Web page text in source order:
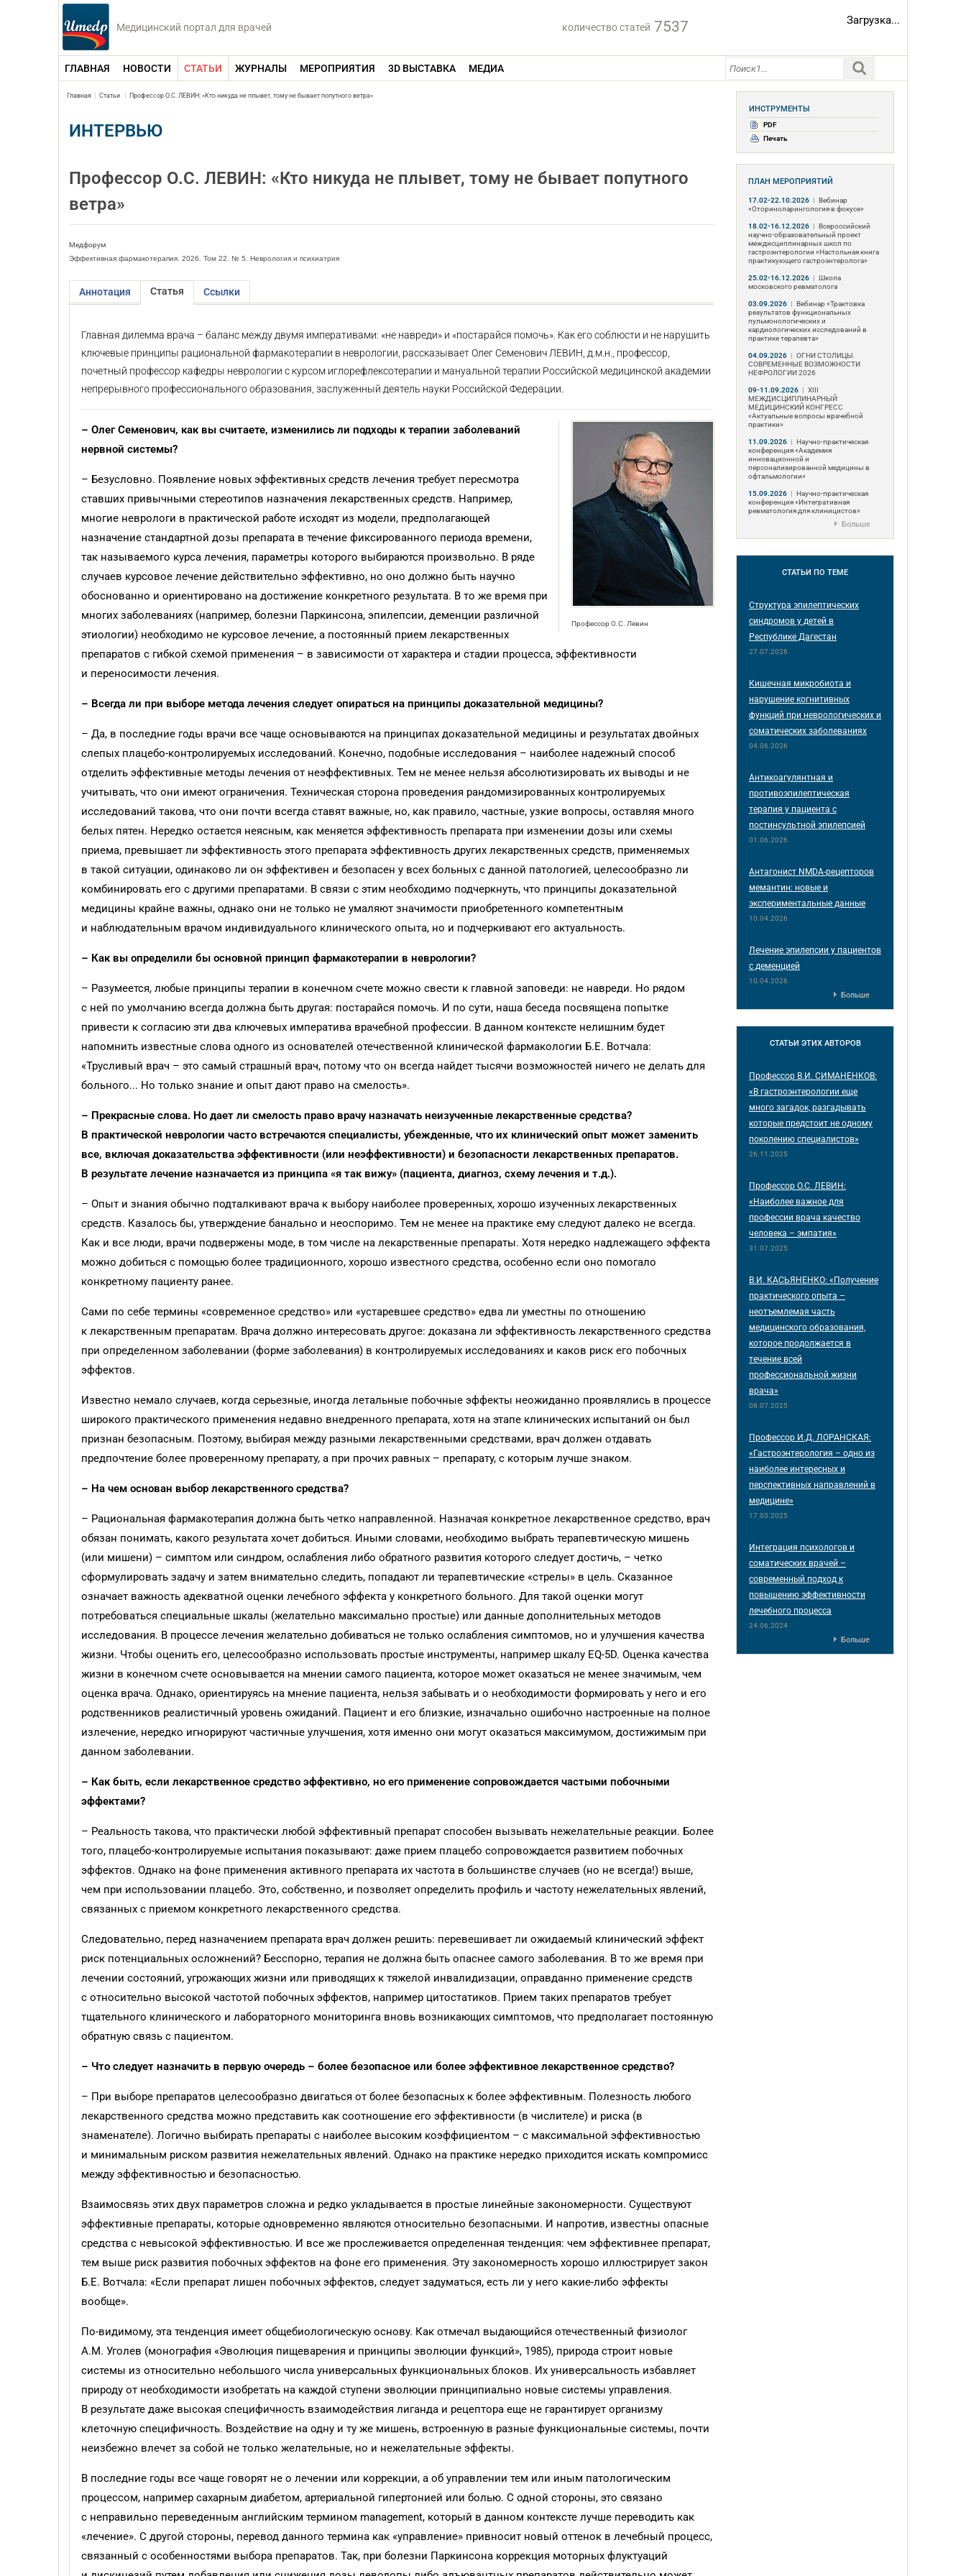
Медицинский портал для врачей количество статей 7537 Загрузка...
ГЛАВНАЯ НОВОСТИ СТАТЬИ ЖУРНАЛЫ МЕРОПРИЯТИЯ 3D ВЫСТАВКА МЕДИА
Главная Статьи Профессор О.С. ЛЕВИН: «Кто никуда не плывет, тому не бывает попутного ветра»
ИНТЕРВЬЮ
Профессор О.С. ЛЕВИН: «Кто никуда не плывет, тому не бывает попутного
ветра»
Медфорум
Эффективная фармакотерапия. 2026. Том 22. № 5. Неврология и психиатрия
Аннотация Статья Ссылки
Главная дилемма врача – баланс между двумя императивами: «не навреди» и «постарайся помочь». Как его соблюсти и не нарушить
ключевые принципы рациональной фармакотерапии в неврологии, рассказывает Олег Семенович ЛЕВИН, д.м.н., профессор,
почетный профессор кафедры неврологии с курсом иглорефлексотерапии и мануальной терапии Российской медицинской академии
непрерывного профессионального образования, заслуженный деятель науки Российской Федерации.
Профессор О.С. Левин
– Олег Семенович, как вы считаете, изменились ли подходы к терапии заболеваний
нервной системы?
– Безусловно. Появление новых эффективных средств лечения требует пересмотра
ставших привычными стереотипов назначения лекарственных средств. Например,
многие неврологи в практической работе исходят из модели, предполагающей
назначение стандартной дозы препарата в течение фиксированного периода времени,
так называемого курса лечения, параметры которого выбираются произвольно. В ряде
случаев курсовое лечение действительно эффективно, но оно должно быть научно
обоснованно и ориентировано на достижение конкретного результата. В то же время при
многих заболеваниях (например, болезни Паркинсона, эпилепсии, деменции различной
этиологии) необходимо не курсовое лечение, а постоянный прием лекарственных
препаратов с гибкой схемой применения – в зависимости от характера и стадии процесса, эффективности
и переносимос­ти лечения.
– Всегда ли при выборе метода лечения следует опираться на принципы доказательной медицины?
– Да, в последние годы врачи все чаще основываются на принципах доказательной медицины и результатах двойных
слепых плацебо-контролируемых исследований. Конечно, подобные исследования – наиболее надежный способ
отделить эффективные методы лечения от неэффективных. Тем не менее нельзя абсолютизировать их выводы и не
учитывать, что они имеют ограничения. Техническая сторона проведения рандомизированных контролируемых
исследований такова, что они почти всегда ставят важные, но, как правило, частные, узкие вопросы, оставляя много
белых пятен. Нередко остается неясным, как меняется эффективность препарата при изменении дозы или схемы
приема, превышает ли эффективность этого препарата эффективность других лекарственных средств, применяемых
в такой ситуации, одинаково ли он эффективен и безопасен у всех больных с данной патологией, целесообразно ли
комбинировать его с другими препаратами. В связи с этим необходимо подчеркнуть, что принципы доказательной
медицины крайне важны, однако они не только не умаляют значимости приобретенного компетентным
и наблюдательным врачом индивидуального клинического опыта, но и подчеркивают его актуальность.
– Как вы определили бы основной принцип фармакотерапии в неврологии?
– Разумеется, любые принципы терапии в конечном счете можно свести к главной заповеди: не навреди. Но рядом
с ней по умолчанию всегда должна быть другая: постарайся помочь. И по сути, наша беседа посвящена попытке
привести к согласию эти два ключевых императива врачебной профессии. В данном контексте нелишним будет
напомнить известные слова одного из основателей отечественной клинической фармакологии Б.Е. Вотчала:
«Трусливый врач – это самый страшный врач, потому что он всегда найдет тысячи возможностей ничего не делать для
больного... Но только знание и опыт дают право на смелость».
– Прекрасные слова. Но дает ли смелость право врачу назначать неизученные лекарственные средства?
В практической неврологии часто встречаются специалисты, убежденные, что их клинический опыт может заменить
все, включая доказательства эффективности (или неэффективности) и безопасности лекарственных препаратов.
В результате лечение назначается из принципа «я так вижу» (пациента, диагноз, схему лечения и т.д.).
– Опыт и знания обычно подталкивают врача к выбору наиболее проверенных, хорошо изученных лекарственных
средств. Казалось бы, утверждение банально и не­оспоримо. Тем не менее на практике ему следуют далеко не всегда.
Как и все люди, врачи подвержены моде, в том числе на лекарственные препараты. Хотя нередко надлежащего эффекта
можно добиться с помощью более традицион­ного, хорошо известного средства, особенно если оно помогало
конкретному пациенту ранее.
Сами по себе термины «современное средство» или «устаревшее средство» едва ли уместны по отношению
к лекарственным препаратам. Врача должно интересовать другое: доказана ли эффективность лекарственного средства
при определенном заболевании (форме заболевания) в контролируемых исследованиях и каков риск его побочных
эффектов.
Известно немало случаев, когда серьезные, иногда летальные побочные эффекты неожиданно проявлялись в процессе
широкого практического применения недавно внедренного препарата, хотя на этапе клинических испытаний он был
признан безопасным. Поэтому, выбирая между разными лекарственными средствами, врач должен отдавать
предпочтение более проверенному препарату, а при прочих равных – препарату, с которым лучше знаком.
– На чем основан выбор лекарственного средства?
– Рациональная фармакотерапия должна быть четко направленной. Назначая конкретное лекарственное средство, врач
обязан понимать, какого результата хочет добиться. Иными словами, необходимо выбрать терапевтическую мишень
(или мишени) – симптом или синдром, ослабления либо обратного развития которого следует достичь, – четко
сформулировать задачу и затем внимательно следить, попадают ли терапевтичес­кие «стрелы» в цель. Сказанное
означает важность адекватной оценки лечебного эффекта у конкретного больного. Для такой оценки могут
потребоваться специальные шкалы (желательно максимально простые) или данные дополнительных методов
исследования. В процессе лечения желательно добиваться не только ослабления симптомов, но и улучшения качества
жизни. Чтобы оценить его, целесообразно использовать простые инструменты, например шкалу EQ-5D. Оценка качества
жизни в конечном счете основывается на мнении самого пациента, которое может оказаться не менее значимым, чем
оценка врача. Однако, ориентируясь на мнение пациента, нельзя забывать и о необходимости формировать у него и его
родственников реалистичный уровень ожиданий. Пациент и его близкие, изначально ошибочно настроенные на полное
излечение, нередко игнорируют частичные улучшения, хотя именно они могут оказаться максимумом, достижимым при
данном заболевании.
– Как быть, если лекарственное средство эффективно, но его применение сопровождается частыми побочными
эффектами?
– Реальность такова, что прак­тически любой эффективный препарат способен вызывать нежелательные реакции. Более
того, плацебо-контролируемые испытания показывают: даже прием плацебо сопровождается развитием побочных
эффектов. Однако на фоне применения активного препарата их частота в большинст­ве случаев (но не всегда!) выше,
чем при использовании плацебо. Это, собст­венно, и позволяет определить профиль и частоту нежелательных явлений,
связанных с приемом конкретного лекарственного средства.
Следовательно, перед назначением препарата врач должен решить: перевешивает ли ожидаемый клинический эффект
риск потенциальных осложнений? Бесспорно, терапия не должна быть опаснее самого заболевания. В то же время при
лечении состояний, угрожающих жизни или приводящих к тяжелой инвалидизации, оправданно применение средств
с относительно высокой частотой побочных эффектов, например цитостатиков. Прием таких препаратов требует
тщательного клинического и лабораторного мониторинга вновь возникающих симптомов, что предполагает постоянную
обратную связь с пациентом.
– Что следует назначить в первую очередь – более безопасное или более эффективное лекарственное средство?
– При выборе препаратов целесообразно двигаться от более безопасных к более эффективным. Полезность любого
лекарственного средства можно представить как соотношение его эффективности (в числителе) и риска (в
знаменателе). Логично выбирать препараты с наиболее высоким коэффициентом – с максимальной эффективностью
и минимальным риском развития нежелательных явлений. Однако на практике нередко приходится искать компромисс
между эффективностью и безопасностью.
Взаимосвязь этих двух параметров сложна и редко укладывается в простые линейные закономерности. Существуют
эффективные препараты, которые одновременно являются относительно безопасными. И напротив, известны опасные
средства с невысокой эффективностью. И все же прослеживается определенная тенденция: чем эффективнее препарат,
тем выше риск развития побочных эффектов на фоне его применения. Эту закономерность хорошо иллюстрирует закон
Б.Е. Вотчала: «Если препарат лишен побочных эффектов, следует задуматься, есть ли у него какие-либо эффекты
вообще».
По-видимому, эта тенденция имеет общебиологическую основу. Как отмечал выдающийся отечественный физиолог
А.М. Уголев (монография «Эволюция пищеварения и принципы эволюции функций», 1985), природа строит новые
системы из относительно небольшого числа универсальных функциональных блоков. Их универсальность избавляет
природу от необходимос­ти изобретать на каждой ступени эволюции принципиально новые системы управления.
В результате даже высокая специфичность взаимодействия лиганда и рецептора еще не гарантирует организму
клеточную специфичность. Воздействие на одну и ту же мишень, встроенную в разные функциональные системы, почти
неизбежно влечет за собой не только желательные, но и нежелательные эффекты.
В последние годы все чаще говорят не о лечении или коррекции, а об управлении тем или иным патологическим
процессом, например сахарным диабетом, артериальной гипертонией или болью. С одной стороны, это связано
с неправильно переведенным английским термином management, который в данном контексте лучше переводить как
«лечение». С другой стороны, перевод данного термина как «управление» привносит новый оттенок в лечебный процесс,
связанный с особенностями выбора препаратов. Так, при болезни Паркинсона коррекция моторных флуктуаций
ИНСТРУМЕНТЫ
PDF
Печать
ПЛАН МЕРОПРИЯТИЙ
17.02-22.10.2026 | Вебинар
«Оториноларингология в фокусе»
18.02-16.12.2026 | Всероссийский
научно-образовательный проект
междисциплинарных школ по
гастроэнтерологии «Настольная книга
практикующего гастроэнтеролога»
25.02-16.12.2026 | Школа
московского ревматолога
03.09.2026 | Вебинар «Трактовка
результатов функциональных
пульмонологических и
кардиологических исследований в
практике терапевта»
04.09.2026 | ОГНИ СТОЛИЦЫ.
СОВРЕМЕННЫЕ ВОЗМОЖНОСТИ
НЕФРОЛОГИИ 2026
09-11.09.2026 | ХIII
МЕЖДИСЦИПЛИНАРНЫЙ
МЕДИЦИНСКИЙ КОНГРЕСС
«Актуальные вопросы врачебной
практики»
11.09.2026 | Научно-практическая
конференция «Академия
инновационной и
персонализированной медицины в
офтальмологии»
15.09.2026 | Научно-практическая
конференция «Интегративная
ревматология для клиницистов»
Больше
СТАТЬИ ПО ТЕМЕ
Структура эпилептических
синдромов у детей в
Республике Дагестан
27.07.2026
Кишечная микробиота и
нарушение когнитивных
функций при неврологических и
соматических заболеваниях
04.06.2026
Антикоагулянтная и
противоэпилептическая
терапия у пациента с
постинсультной эпилепсией
01.06.2026
Антагонист NMDA-рецепторов
мемантин: новые и
экспериментальные данные
10.04.2026
Лечение эпилепсии у пациентов
с деменцией
10.04.2026
Больше
СТАТЬИ ЭТИХ АВТОРОВ
Профессор В.И. СИМАНЕНКОВ:
«В гастроэнтерологии еще
много загадок, разгадывать
которые предстоит не одному
поколению специалистов»
26.11.2025
Профессор О.С. ЛЕВИН:
«Наиболее важное для
профессии врача качество
человека – эмпатия»
31.07.2025
В.И. КАСЬЯНЕНКО: «Получение
практического опыта –
неотъемлемая часть
медицинского образования,
которое продолжается в
течение всей
профессиональной жизни
врача»
08.07.2025
Профессор И.Д. ЛОРАНСКАЯ:
«Гастроэнтерология – одно из
наиболее интересных и
перспективных направлений в
медицине»
17.03.2025
Интеграция психологов и
соматических врачей –
современный подход к
повышению эффективности
лечебного процесса
24.06.2024
Больше